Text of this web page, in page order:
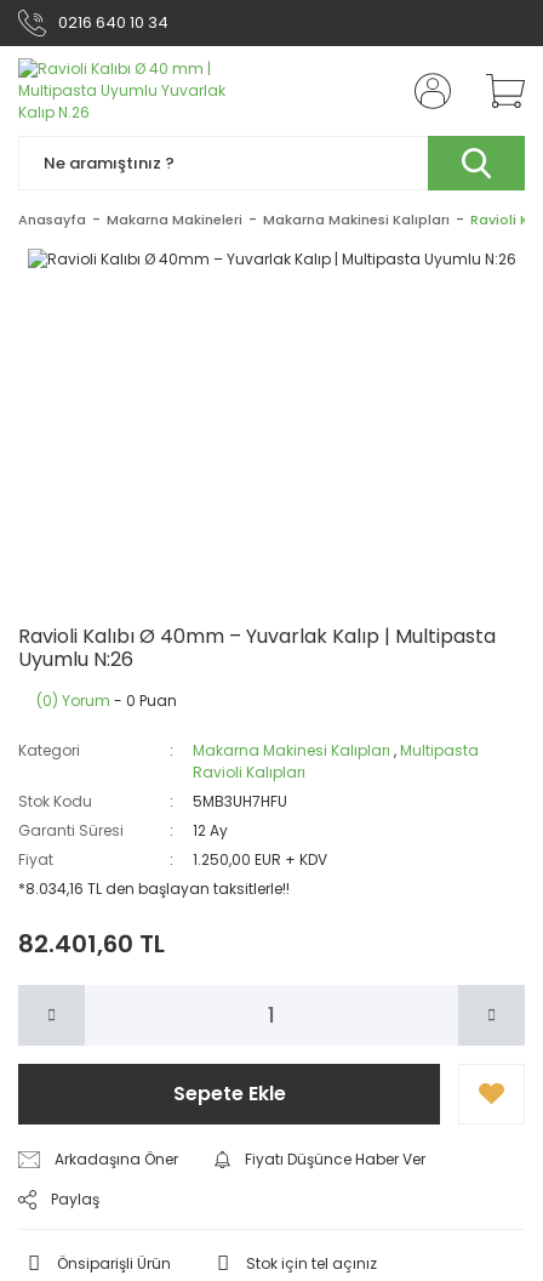
0216 640 10 34
Anasayfa Makarna Makineleri Makarna Makinesi Kalıpları Ravioli
Ravioli Kalıbı Ø 40mm – Yuvarlak Kalıp | Multipasta
Uyumlu N:26
(0) Yorum - 0 Puan
Kategori Makarna Makinesi Kalıpları ,Multipasta
Ravioli Kalıpları
Stok Kodu
5MB3UH7HFU
Garanti Süresi
12 Ay
Fiyat
1.250,00 EUR + KDV
*8.034,16 TL den başlayan taksitlerle!!
82.401,60 TL
Sepete Ekle
Arkadaşına Öner
Fiyatı Düşünce Haber Ver
Paylaş
Önsiparişli Ürün Stok için tel açınız